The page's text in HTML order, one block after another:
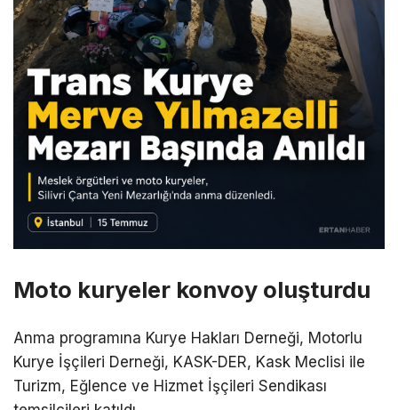
Moto kuryeler konvoy oluşturdu
Anma programına Kurye Hakları Derneği, Motorlu
Kurye İşçileri Derneği, KASK-DER, Kask Meclisi ile
Turizm, Eğlence ve Hizmet İşçileri Sendikası